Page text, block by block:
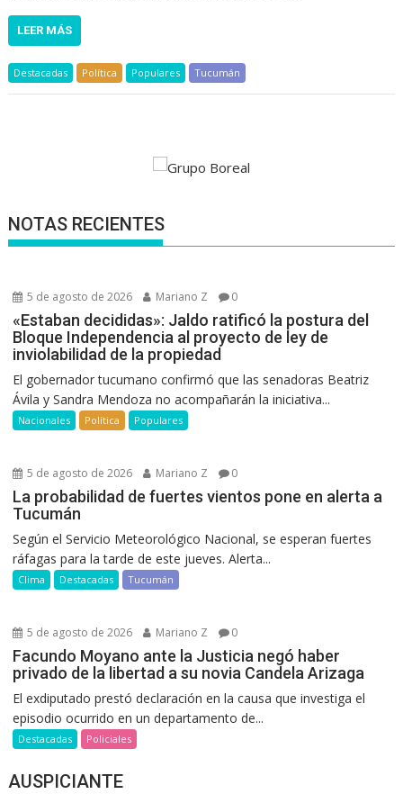
LEER MÁS
Destacadas Política Populares Tucumán
NOTAS RECIENTES
5 de agosto de 2026 Mariano Z 0
«Estaban decididas»: Jaldo ratificó la postura del
Bloque Independencia al proyecto de ley de
inviolabilidad de la propiedad
El gobernador tucumano confirmó que las senadoras Beatriz
Ávila y Sandra Mendoza no acompañarán la iniciativa...
Nacionales Política Populares
5 de agosto de 2026 Mariano Z 0
La probabilidad de fuertes vientos pone en alerta a
Tucumán
Según el Servicio Meteorológico Nacional, se esperan fuertes
ráfagas para la tarde de este jueves. Alerta...
Clima Destacadas Tucumán
5 de agosto de 2026 Mariano Z 0
Facundo Moyano ante la Justicia negó haber
privado de la libertad a su novia Candela Arizaga
El exdiputado prestó declaración en la causa que investiga el
episodio ocurrido en un departamento de...
Destacadas Policiales
AUSPICIANTE